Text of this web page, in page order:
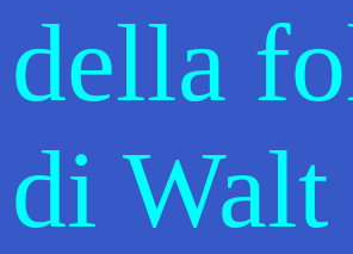
della
di Walt